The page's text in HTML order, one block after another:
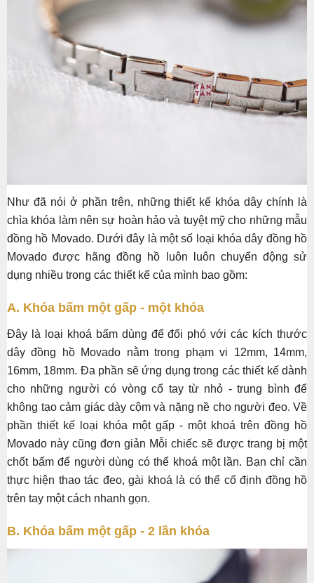
Như đã nói ở phần trên, những thiết kế khóa dây chính là
chìa khóa làm nên sự hoàn hảo và tuyệt mỹ cho những mẫu
đồng hồ Movado. Dưới đây là một số loại khóa dây đồng hồ
Movado được hãng đồng hồ luôn luôn chuyển động sử
dụng nhiều trong các thiết kế của mình bao gồm:
A. Khóa bấm một gấp - một khóa
Đây là loại khoá bấm dùng để đối phó với các kích thước
dây đồng hồ Movado nằm trong phạm vi 12mm, 14mm,
16mm, 18mm. Đa phần sẽ ứng dụng trong các thiết kế dành
cho những người có vòng cổ tay từ nhỏ - trung bình để
không tạo cảm giác dày cộm và nặng nề cho người đeo. Về
phần thiết kế loại khóa một gấp - một khoá trên đồng hồ
Movado này cũng đơn giản Mỗi chiếc sẽ được trang bị một
chốt bấm để người dùng có thể khoá một lần. Bạn chỉ cần
thực hiện thao tác đeo, gài khoá là có thể cố định đồng hồ
trên tay một cách nhanh gọn.
B. Khóa bấm một gấp - 2 lần khóa